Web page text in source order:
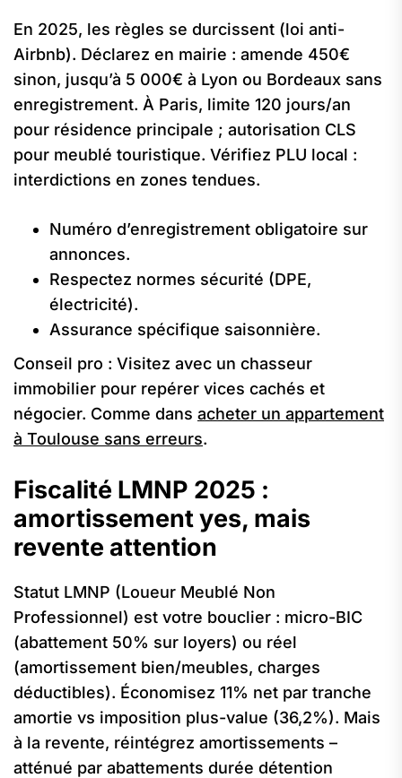
En 2025, les règles se durcissent (loi anti-
Airbnb). Déclarez en mairie : amende 450€
sinon, jusqu’à 5 000€ à Lyon ou Bordeaux sans
enregistrement. À Paris, limite 120 jours/an
pour résidence principale ; autorisation CLS
pour meublé touristique. Vérifiez PLU local :
interdictions en zones tendues.
Numéro d’enregistrement obligatoire sur
annonces.
Respectez normes sécurité (DPE,
électricité).
Assurance spécifique saisonnière.
Conseil pro : Visitez avec un chasseur
immobilier pour repérer vices cachés et
négocier. Comme dans acheter un appartement
à Toulouse sans erreurs.
Fiscalité LMNP 2025 :
amortissement yes, mais
revente attention
Statut LMNP (Loueur Meublé Non
Professionnel) est votre bouclier : micro-BIC
(abattement 50% sur loyers) ou réel
(amortissement bien/meubles, charges
déductibles). Économisez 11% net par tranche
amortie vs imposition plus-value (36,2%). Mais
à la revente, réintégrez amortissements –
atténué par abattements durée détention